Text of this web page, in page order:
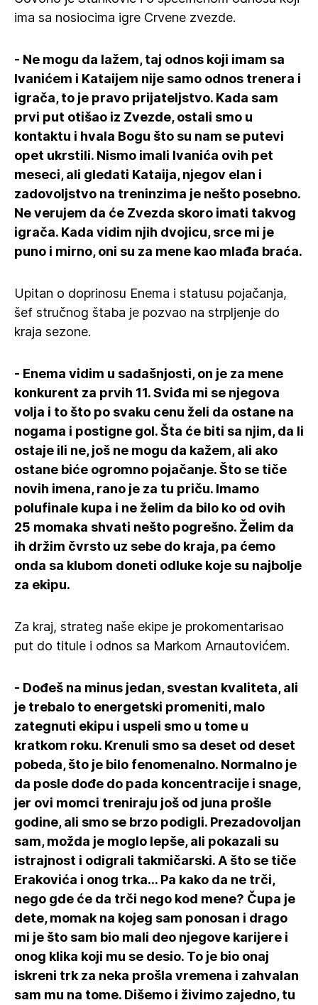
ima sa nosiocima igre Crvene zvezde.
- Ne mogu da lažem, taj odnos koji imam sa
Ivanićem i Kataijem nije samo odnos trenera i
igrača, to je pravo prijateljstvo. Kada sam
prvi put otišao iz Zvezde, ostali smo u
kontaktu i hvala Bogu što su nam se putevi
opet ukrstili. Nismo imali Ivanića ovih pet
meseci, ali gledati Kataija, njegov elan i
zadovoljstvo na treninzima je nešto posebno.
Ne verujem da će Zvezda skoro imati takvog
igrača. Kada vidim njih dvojicu, srce mi je
puno i mirno, oni su za mene kao mlađa braća.
Upitan o doprinosu Enema i statusu pojačanja,
šef stručnog štaba je pozvao na strpljenje do
kraja sezone.
- Enema vidim u sadašnjosti, on je za mene
konkurent za prvih 11. Sviđa mi se njegova
volja i to što po svaku cenu želi da ostane na
nogama i postigne gol. Šta će biti sa njim, da li
ostaje ili ne, još ne mogu da kažem, ali ako
ostane biće ogromno pojačanje. Što se tiče
novih imena, rano je za tu priču. Imamo
polufinale kupa i ne želim da bilo ko od ovih
25 momaka shvati nešto pogrešno. Želim da
ih držim čvrsto uz sebe do kraja, pa ćemo
onda sa klubom doneti odluke koje su najbolje
za ekipu.
Za kraj, strateg naše ekipe je prokomentarisao
put do titule i odnos sa Markom Arnautovićem.
- Dođeš na minus jedan, svestan kvaliteta, ali
je trebalo to energetski promeniti, malo
zategnuti ekipu i uspeli smo u tome u
kratkom roku. Krenuli smo sa deset od deset
pobeda, što je bilo fenomenalno. Normalno je
da posle dođe do pada koncentracije i snage,
jer ovi momci treniraju još od juna prošle
godine, ali smo se brzo podigli. Prezadovoljan
sam, možda je moglo lepše, ali pokazali su
istrajnost i odigrali takmičarski. A što se tiče
Erakovića i onog trka... Pa kako da ne trči,
nego gde će da trči nego kod mene? Čupa je
dete, momak na kojeg sam ponosan i drago
mi je što sam bio mali deo njegove karijere i
onog klika koji mu se desio. To je bio onaj
iskreni trk za neka prošla vremena i zahvalan
sam mu na tome. Dišemo i živimo zajedno, tu